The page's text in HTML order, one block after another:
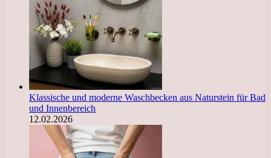
Klassische und moderne Waschbecken aus Naturstein für Bad
und Innenbereich
12.02.2026